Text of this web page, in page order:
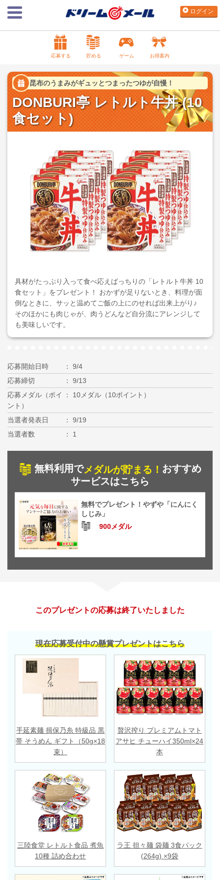
ログイン
応募する 貯める ゲーム お得案内
昆布のうまみがギュッとつまったつゆが自慢！
DONBURI亭 レトルト牛丼 (10
食セット)
具材がたっぷり入って食べ応えばっちりの「レトルト牛丼 10
食セット」をプレゼント！ おかずが足りないとき、料理が面
倒なときに、サッと温めてご飯の上にのせれば出来上がり♪
そのほかにも肉じゃが、肉うどんなど自分流にアレンジして
も美味しいです。
応募開始日時
9/4
応募締切
9/13
応募メダル（ポイ
ント）
10メダル（10ポイント）
当選者発表日
9/19
当選者数
1
無料利用でメダルが貯まる！ おすすめ
サービスはこちら
無料でプレゼント！やずや「にんにく
しじみ」
900メダル
このプレゼントの応募は終了いたしました
現在応募受付中の懸賞プレゼントはこちら
手延素麺 揖保乃糸 特級品 黒
帯 そうめん ギフト（50g×18
束）
贅沢搾り プレミアムトマト
アサヒ チューハイ350ml×24
本
三陸食堂 レトルト食品 煮魚
10種 詰め合わせ
ラ王 担々麺 袋麺 3食パック
(264g) ×9袋